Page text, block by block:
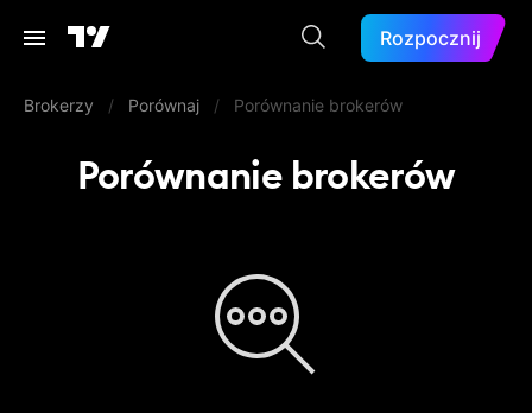
Rozpocznij
Brokerzy / Porównaj / Porównanie brokerów
Porównanie brokerów